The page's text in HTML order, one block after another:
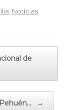
Noticias
de
→